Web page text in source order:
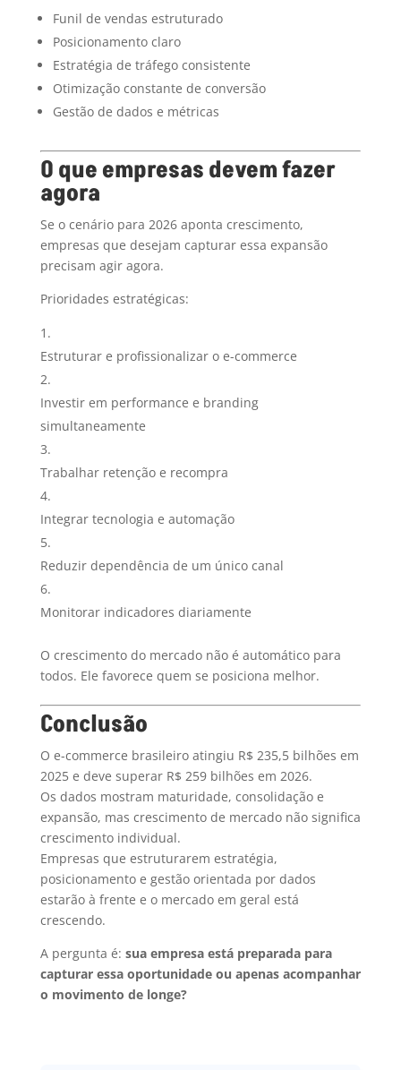
Funil de vendas estruturado
Posicionamento claro
Estratégia de tráfego consistente
Otimização constante de conversão
Gestão de dados e métricas
O que empresas devem fazer
agora
Se o cenário para 2026 aponta crescimento,
empresas que desejam capturar essa expansão
precisam agir agora.
Prioridades estratégicas:
Estruturar e profissionalizar o e-commerce
Investir em performance e branding
simultaneamente
Trabalhar retenção e recompra
Integrar tecnologia e automação
Reduzir dependência de um único canal
Monitorar indicadores diariamente
O crescimento do mercado não é automático para
todos. Ele favorece quem se posiciona melhor.
Conclusão
O e-commerce brasileiro atingiu R$ 235,5 bilhões em
2025 e deve superar R$ 259 bilhões em 2026.
Os dados mostram maturidade, consolidação e
expansão, mas crescimento de mercado não significa
crescimento individual.
Empresas que estruturarem estratégia,
posicionamento e gestão orientada por dados
estarão à frente e o mercado em geral está
crescendo.
A pergunta é: sua empresa está preparada para
capturar essa oportunidade ou apenas acompanhar
o movimento de longe?